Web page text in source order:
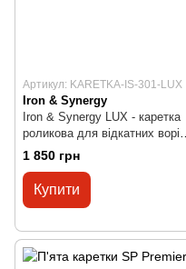
Артикул: KARETKA-IS-301-LUX
Iron & Synergy
Iron & Synergy LUX - каретка
роликова для відкатних воріт
для напрямної 70х60
1 850 грн
Купити